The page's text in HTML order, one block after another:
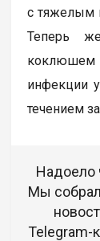
с тяжелым
Теперь
коклюшем
инфекции
течением
Надоело
Мы
Telegram-